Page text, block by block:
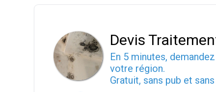
Devis
En 5 minutes, demandez
votre région.
Gratuit, sans pub et